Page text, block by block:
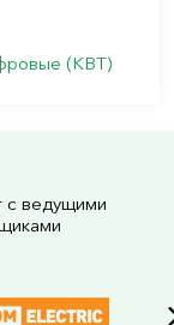
(КВТ)
с ведущими